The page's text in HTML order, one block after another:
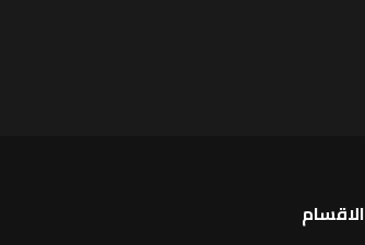
الاقسام